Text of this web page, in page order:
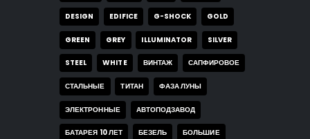
DESIGN EDIFICE G-SHOCK GOLD
GREEN GREY ILLUMINATOR SILVER
STEEL WHITE ВИНТАЖ САПФИРОВОЕ
СТАЛЬНЫЕ ТИТАН ФАЗА ЛУНЫ
ЭЛЕКТРОННЫЕ АВТОПОДЗАВОД
БАТАРЕЯ 10 ЛЕТ БЕЗЕЛЬ БОЛЬШИЕ